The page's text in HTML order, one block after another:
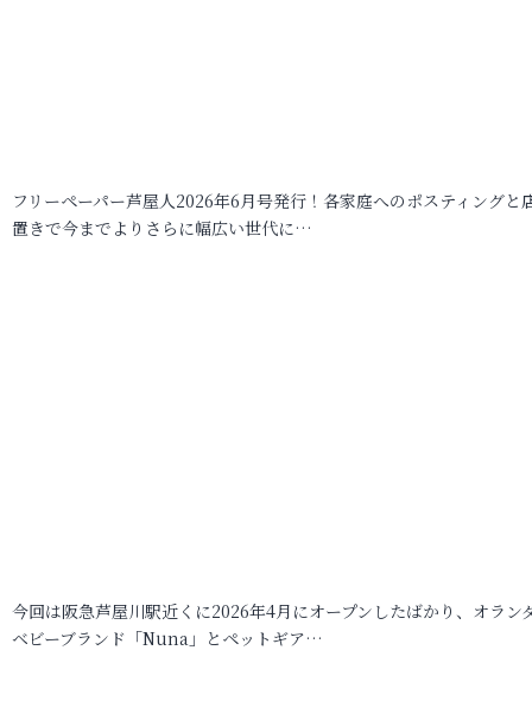
フリーペーパー芦屋人2026年6月号発行！各家庭へのポスティングと
置きで今までよりさらに幅広い世代に…
今回は阪急芦屋川駅近くに2026年4月にオープンしたばかり、オラン
ベビーブランド「Nuna」とペットギア…